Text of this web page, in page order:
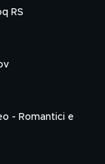
RS
- Romantici e